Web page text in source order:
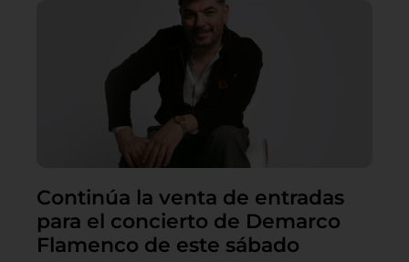
Continúa la venta de entradas
para el concierto de Demarco
Flamenco de este sábado